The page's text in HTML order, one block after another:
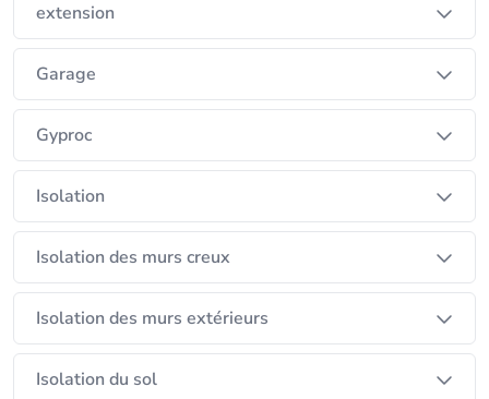
extension
Garage
Gyproc
Isolation
Isolation des murs creux
Isolation des murs extérieurs
Isolation du sol